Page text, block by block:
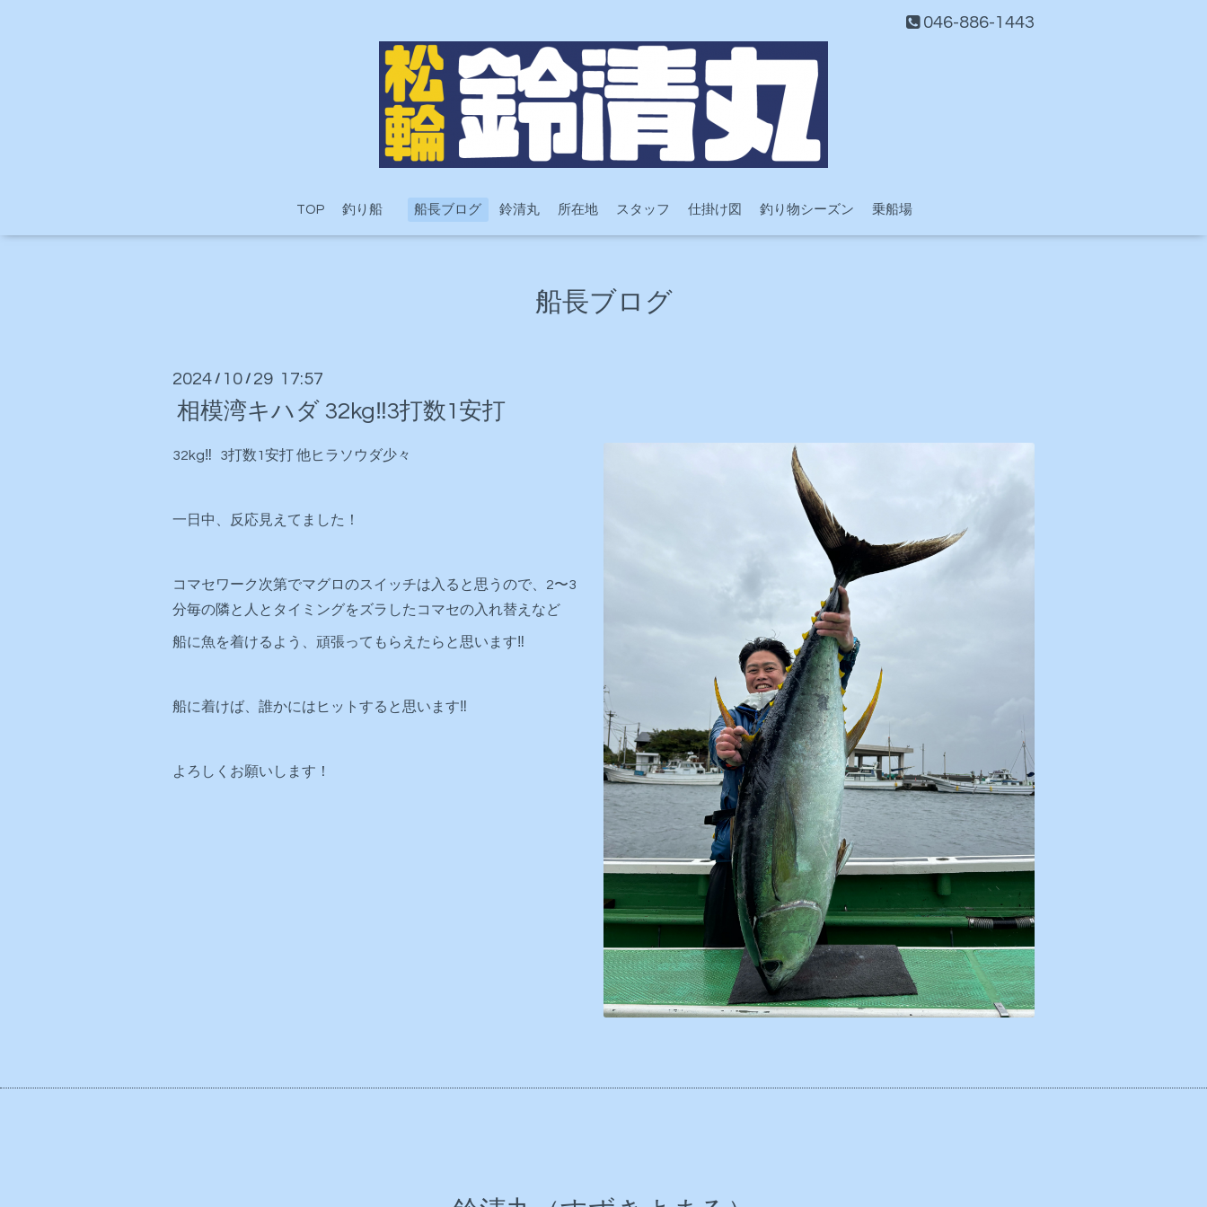
046-886-1443
TOP 釣り船 船長ブログ 鈴清丸 所在地 スタッフ 仕掛け図 釣り物シーズン 乗船場
船長ブログ
2024 / 10 / 29 17:57
相模湾キハダ 32kg‼️3打数1安打
32kg‼️ 3打数1安打 他ヒラソウダ少々
一日中、反応見えてました！
コマセワーク次第でマグロのスイッチは入ると思うので、2〜3
分毎の隣と人とタイミングをズラしたコマセの入れ替えなど
船に魚を着けるよう、頑張ってもらえたらと思います‼️
船に着けば、誰かにはヒットすると思います‼️
よろしくお願いします！